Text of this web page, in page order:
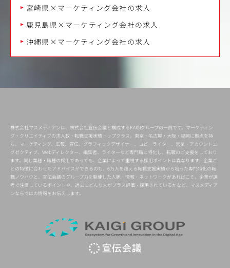
宮崎県×マーケティング会社の求人
鹿児島県×マーケティング会社の求人
沖縄県×マーケティング会社の求人
株式会社マスメディアンは、株式会社宣伝会議と構成するKAIGIグループの一員です。マーケティン
グ・クリエイティブの求人数・転職支援実績トップクラス。東京・名古屋・大阪・福岡に拠点を持
ち、マーケティング、広報、宣伝、グラフィックデザイナー、コピーライター、営業・アカウントエ
グゼクティブ、Webディレクター、編集者、ライターなど専門職に特化し、転職のご支援をしており
ます。同じ業種・職種の採用であっても、企業によって重視する採用ポイントは異なります。企業ご
との特徴に合わせたアドバイスができるのも、6万人を超える転職支援実績から培った専門特化の転
職ノウハウと、宣伝会議のグループ力を駆使した人脈・情報・ネットワークがあればこそ。企業が選
考で注目しているポイントや、過去にどんな人がプラス評価・採用されているかなど、マスメディア
ンならではの情報をお伝えします。